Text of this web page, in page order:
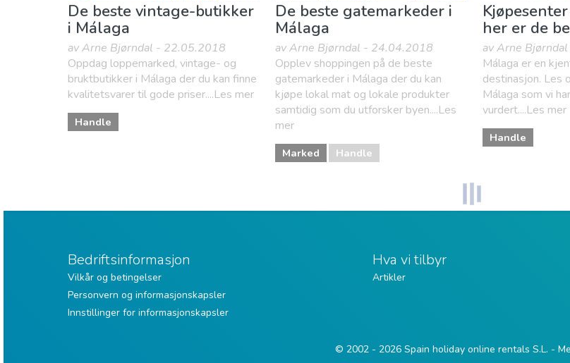
De beste vintage-butikker
i Málaga
av Arne Bjørndal - 22.05.2018
Oppdag loppemarked, vintage- og
bruktbutikker i Málaga der du kan finne
kvalitetsvarer til gode priser....Les mer
Handle
De beste gatemarkeder i
Málaga
av Arne Bjørndal - 24.04.2018
Opplev shoppingen på de beste
gatemarkeder i Málaga der du kan
kjøpe lokal mat og lokale produkter
samtidig som du utforsker byen....Les
mer
Marked Handle
her er de
av Arne
Málaga er en
destinasjon. Les
Málaga som vi
vurdert....Les mer
Handle
Bedriftsinformasjon
Vilkår og betingelser
Personvern og informasjonskapsler
Innstillinger for informasjonskapsler
Hva vi tilbyr
Artikler
© 2002 - 2026 Spain holiday online rentals S.L. -